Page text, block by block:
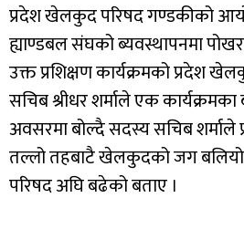
प्रदेश खेलकुद परिषद गण्डकीको
ह्याण्डबल संघको ब्यवस्थापनमा
उक्त प्रशिक्षण कार्यक्रमको प्रदेश
सचिब श्रीधर शर्माले एक
अवसरमा बोल्दै सदस्य सचिब
तल्लो तहबाटै खेलकुदको जग बलियो
परिषद अघि बढेको बताए ।